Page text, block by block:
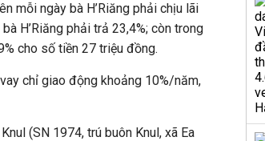
mỗi ngày bà H’Riăng phải chịu lãi
H’Riăng phải trả 23,4%; còn trong
cho số tiền 27 triệu đồng.
chỉ giao động khoảng 10%/năm,
(SN 1974, trú buôn Knul, xã Ea